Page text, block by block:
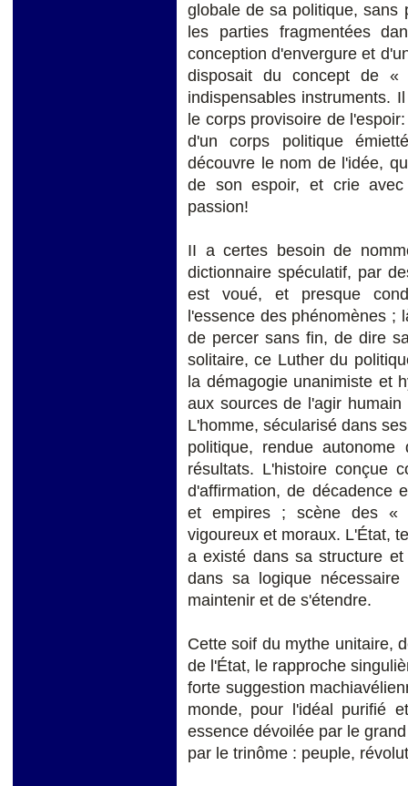
globale de sa politique, sans
les parties fragmentées
conception d'envergure et
disposait du concept de
indispensables instruments.
le corps provisoire de
d'un corps politique
découvre le nom de l'idée,
de son espoir, et crie
passion!
II a certes besoin de
dictionnaire spéculatif, par
est voué, et presque
l'essence des phénomènes
de percer sans fin, de dire
solitaire, ce Luther du
la démagogie unanimiste et
aux sources de l'agir
L'homme, sécularisé dans
politique, rendue
résultats. L'histoire conçue
d'affirmation, de décadence
et empires ; scène des «
vigoureux et moraux. L'État,
a existé dans sa structure
dans sa logique
maintenir et de s'étendre.
Cette soif du mythe unitaire,
de l'État, le rapproche
forte suggestion
monde, pour l'idéal purifié
essence dévoilée par le
par le trinôme : peuple,